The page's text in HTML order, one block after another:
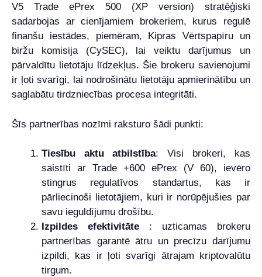
V5 Trade ePrex 500 (XP version) stratēģiski
sadarbojas ar cienījamiem brokeriem, kurus regulē
finanšu iestādes, piemēram, Kipras Vērtspapīru un
biržu komisija (CySEC), lai veiktu darījumus un
pārvaldītu lietotāju līdzekļus. Šie brokeru savienojumi
ir ļoti svarīgi, lai nodrošinātu lietotāju apmierinātību un
saglabātu tirdzniecības procesa integritāti.
Šīs partnerības nozīmi raksturo šādi punkti:
Tiesību aktu atbilstība: Visi brokeri, kas
saistīti ar Trade +600 ePrex (V 60), ievēro
stingrus regulatīvos standartus, kas ir
pārliecinoši lietotājiem, kuri ir norūpējušies par
savu ieguldījumu drošību.
Izpildes efektivitāte : uzticamas brokeru
partnerības garantē ātru un precīzu darījumu
izpildi, kas ir ļoti svarīgi ātrajam kriptovalūtu
tirgum.